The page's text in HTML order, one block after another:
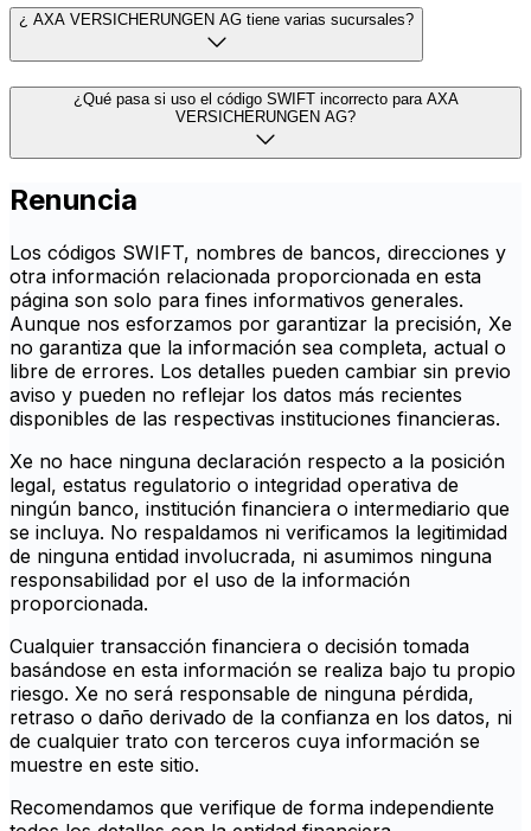
¿ AXA VERSICHERUNGEN AG tiene varias sucursales?
¿Qué pasa si uso el código SWIFT incorrecto para AXA
VERSICHERUNGEN AG?
Renuncia
Los códigos SWIFT, nombres de bancos, direcciones y
otra información relacionada proporcionada en esta
página son solo para fines informativos generales.
Aunque nos esforzamos por garantizar la precisión, Xe
no garantiza que la información sea completa, actual o
libre de errores. Los detalles pueden cambiar sin previo
aviso y pueden no reflejar los datos más recientes
disponibles de las respectivas instituciones financieras.
Xe no hace ninguna declaración respecto a la posición
legal, estatus regulatorio o integridad operativa de
ningún banco, institución financiera o intermediario que
se incluya. No respaldamos ni verificamos la legitimidad
de ninguna entidad involucrada, ni asumimos ninguna
responsabilidad por el uso de la información
proporcionada.
Cualquier transacción financiera o decisión tomada
basándose en esta información se realiza bajo tu propio
riesgo. Xe no será responsable de ninguna pérdida,
retraso o daño derivado de la confianza en los datos, ni
de cualquier trato con terceros cuya información se
muestre en este sitio.
Recomendamos que verifique de forma independiente